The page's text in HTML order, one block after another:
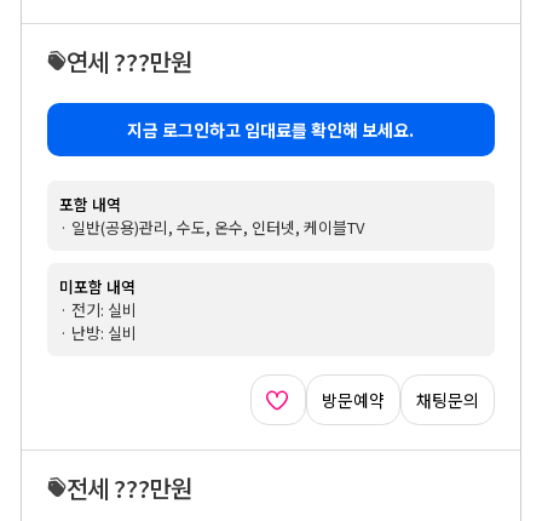
연세 ???만원
지금 로그인하고 임대료를 확인해 보세요.
포함 내역
· 일반(공용)관리, 수도, 온수, 인터넷, 케이블TV
미포함 내역
· 전기: 실비
· 난방: 실비
방문예약 채팅문의
전세 ???만원